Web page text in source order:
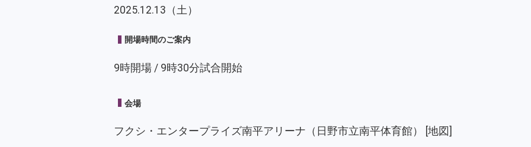
2025.12.13（土）
開場時間のご案内
9時開場 / 9時30分試合開始
会場
フクシ・エンタープライズ南平アリーナ（日野市立南平体育館） [地図]